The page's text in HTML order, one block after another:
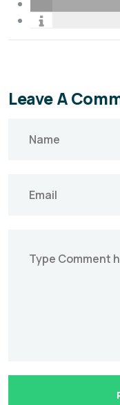
Leave A